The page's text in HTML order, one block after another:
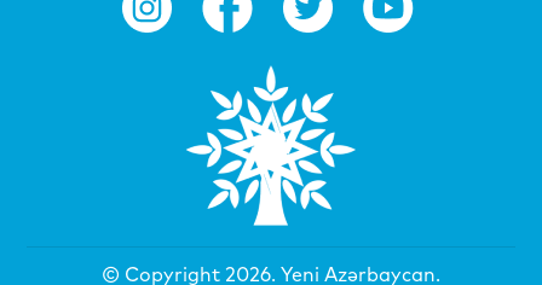
© Copyright 2026. Yeni Azərbaycan.